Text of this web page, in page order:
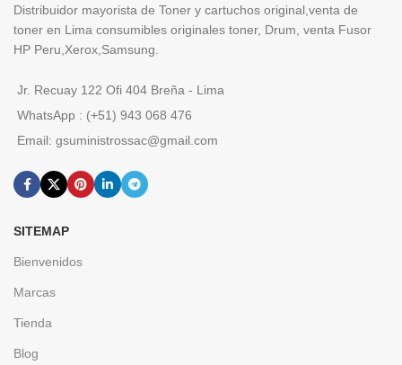
Distribuidor mayorista de Toner y cartuchos original,venta de
toner en Lima consumibles originales toner, Drum, venta Fusor
HP Peru,Xerox,Samsung.
Jr. Recuay 122 Ofi 404 Breña - Lima
WhatsApp : (+51) 943 068 476
Email: gsuministrossac@gmail.com
SITEMAP
Bienvenidos
Marcas
Tienda
Blog